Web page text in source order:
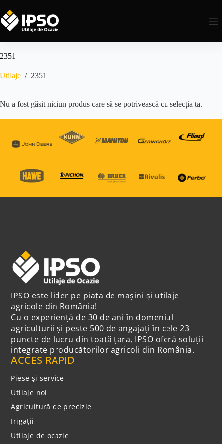
2351
Utilaje / 2351
Nu a fost găsit niciun produs care să se potrivească cu selecția ta.
IPSO este lider pe piața de mașini și utilaje
agricole din România!
Cu o experiență de 30 de ani în domeniul
agriculturii și peste 500 de angajați în cele 23
puncte de lucru din toată țara, IPSO oferă soluții
integrate producătorilor agricoli din România.
ACCES RAPID
Piese și service
Utilaje noi
Agricultură de precizie
Irigații
Utilaje de ocazie